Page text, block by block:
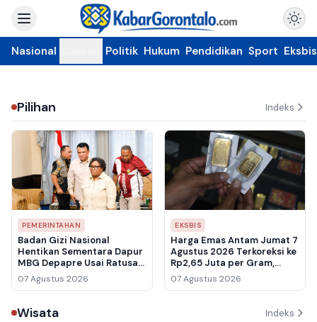
Nasional Politik Hukum Pendidikan Sport Eksbis
Pilihan Indeks
PEMERINTAHAN
Badan Gizi Nasional
Hentikan Sementara Dapur
MBG Depapre Usai Ratusan
Pelajar Keracunan
07 Agustus 2026
EKSBIS
Harga Emas Antam Jumat 7
Agustus 2026 Terkoreksi ke
Rp2,65 Juta per Gram,
Buyback Ikut Melemah ke
Rp2,461 Juta
07 Agustus 2026
Wisata Indeks